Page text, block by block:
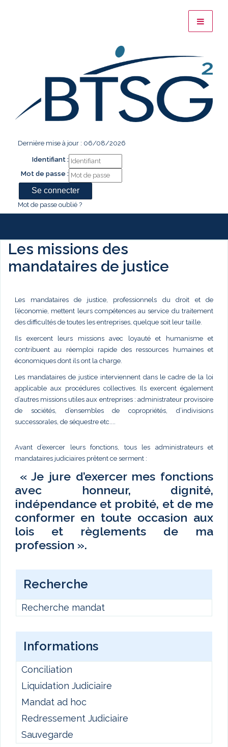
Dernière mise à jour : 06/08/2026
Identifiant :
Mot de passe :
Mot de passe oublié ?
Les missions des
mandataires de justice
Les mandataires de justice, professionnels du droit et de
l’économie, mettent leurs compétences au service du traitement
des difficultés de toutes les entreprises, quelque soit leur taille.
Ils exercent leurs missions avec loyauté et humanisme et
contribuent au réemploi rapide des ressources humaines et
économiques dont ils ont la charge.
Les mandataires de justice interviennent dans le cadre de la loi
applicable aux procédures collectives. Ils exercent également
d’autres missions utiles aux entreprises : administrateur provisoire
de sociétés, d’ensembles de copropriétés, d’indivisions
successorales, de séquestre etc....
Avant d’exercer leurs fonctions, tous les administrateurs et
mandataires judiciaires prêtent ce serment :
« Je jure d’exercer mes fonctions
avec honneur, dignité,
indépendance et probité, et de me
conformer en toute occasion aux
lois et règlements de ma
profession ».
Recherche
Recherche mandat
Informations
Conciliation
Liquidation Judiciaire
Mandat ad hoc
Redressement Judiciaire
Sauvegarde